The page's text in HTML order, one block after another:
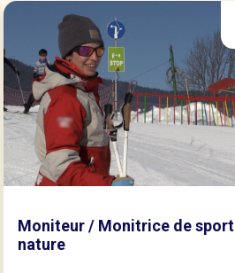
Moniteur / Monitrice de sport
nature